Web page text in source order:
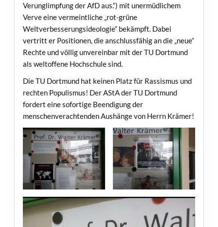
Verunglimpfung der AfD aus.“) mit unermüdlichem
Verve eine vermeintliche „rot-grüne
Weltverbesserungsideologie“ bekämpft. Dabei
vertritt er Positionen, die anschlussfähig an die „neue“
Rechte und völlig unvereinbar mit der TU Dortmund
als weltoffene Hochschule sind.
Die TU Dortmund hat keinen Platz für Rassismus und
rechten Populismus! Der AStA der TU Dortmund
fordert eine sofortige Beendigung der
menschenverachtenden Aushänge von Herrn Krämer!